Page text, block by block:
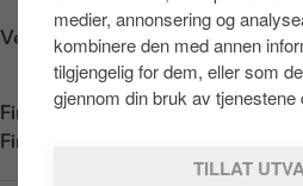
medier, annonsering og
kombinere den med annen
tilgjengelig for dem, eller som
gjennom din bruk av tjenestene
TILLAT
n
o
l
Veibeskrivelse
Finn oss i
Finn oss i